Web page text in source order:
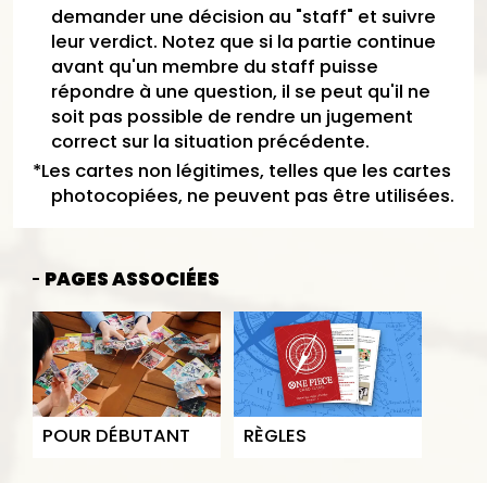
demander une décision au "staff" et suivre
leur verdict. Notez que si la partie continue
avant qu'un membre du staff puisse
répondre à une question, il se peut qu'il ne
soit pas possible de rendre un jugement
correct sur la situation précédente.
*Les cartes non légitimes, telles que les cartes
photocopiées, ne peuvent pas être utilisées.
PAGES ASSOCIÉES
POUR DÉBUTANT RÈGLES